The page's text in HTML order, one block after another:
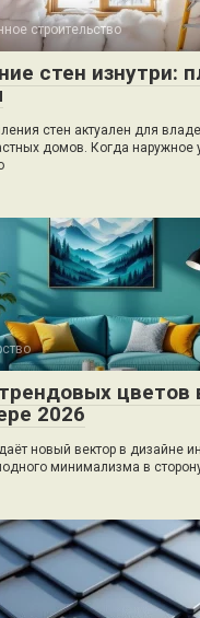
строительство
стен изнутри:
стен актуален для
домов. Когда наружное
цветов
2026
новый вектор в дизайне
минимализма в